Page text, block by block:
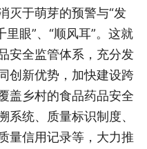
灭于萌芽的预警与“发
眼”、“顺风耳”。这就
安全监管体系，充分发
创新优势，加快建设跨
盖乡村的食品药品安全
系统、质量标识制度、
量信用记录等，大力推